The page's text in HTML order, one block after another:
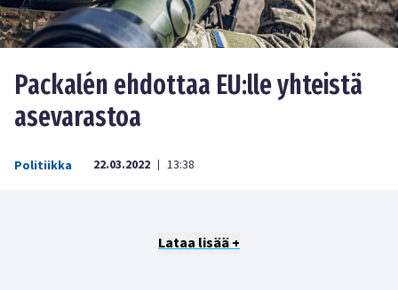
Packalén ehdottaa EU:lle yhteistä
asevarastoa
Politiikka 22.03.2022 | 13:38
Lataa lisää +